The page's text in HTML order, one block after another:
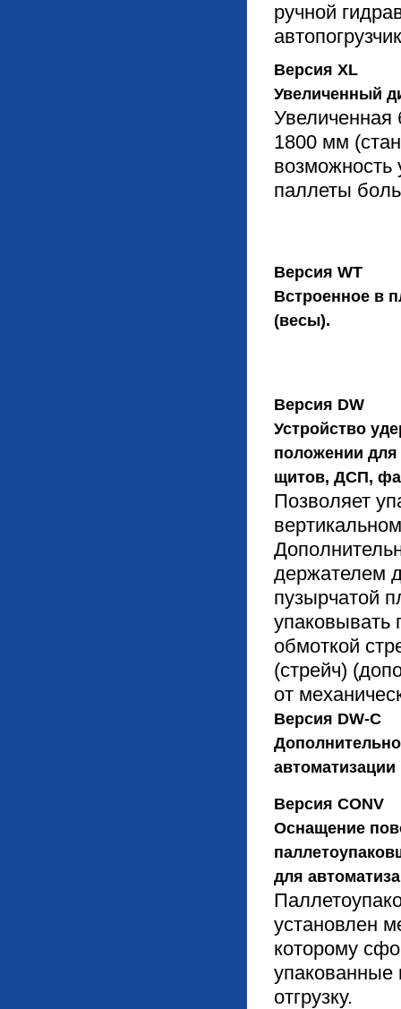
ручной
Версия XL
Увеличенный
1800 мм
возможность
паллеты
Версия WT
Встроенное в
(весы).
Версия DW
Устройство
положении для
щитов, ДСП,
Позволяет
держателем
пузырчатой
упаковывать
обмоткой
(стрейч)
от
Версия DW-C
автоматизации
Версия CONV
Оснащение
для
установлен
которому
упакованные
отгрузку.